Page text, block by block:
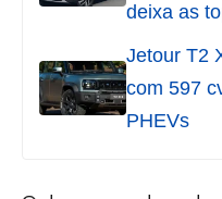
deixa as
Jetour T2
com 597
PHEVs